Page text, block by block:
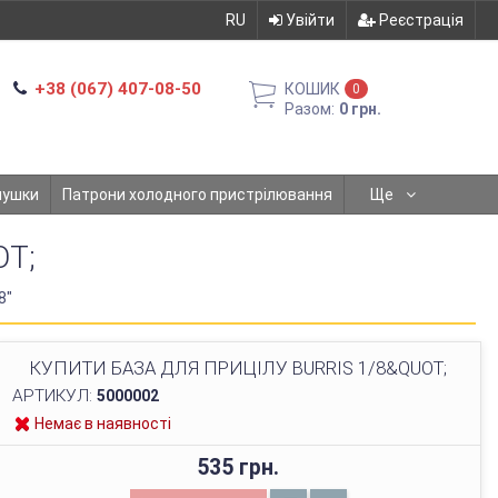
RU Увійти Реєстрація
+38 (067) 407-08-50 КОШИК 0
Разом: 0 грн.
Патрони холодного пристрілювання Ще
КУПИТИ БАЗА ДЛЯ ПРИЦІЛУ BURRIS 1/8&QUOT;
АРТИКУЛ: 5000002
Немає в наявності
535 грн.